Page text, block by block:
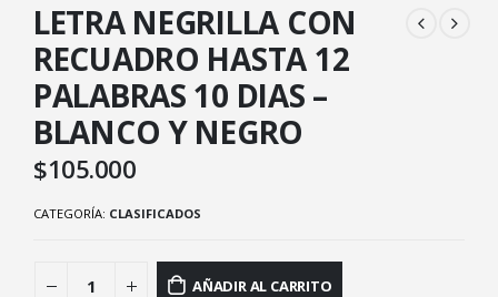
LETRA NEGRILLA CON
RECUADRO HASTA 12
PALABRAS 10 DIAS –
BLANCO Y NEGRO
$105.000
CATEGORÍA: CLASIFICADOS
AÑADIR AL CARRITO